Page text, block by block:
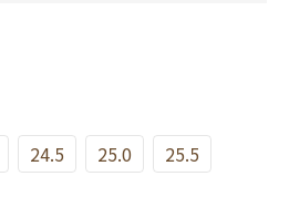
24.5 25.0 25.5